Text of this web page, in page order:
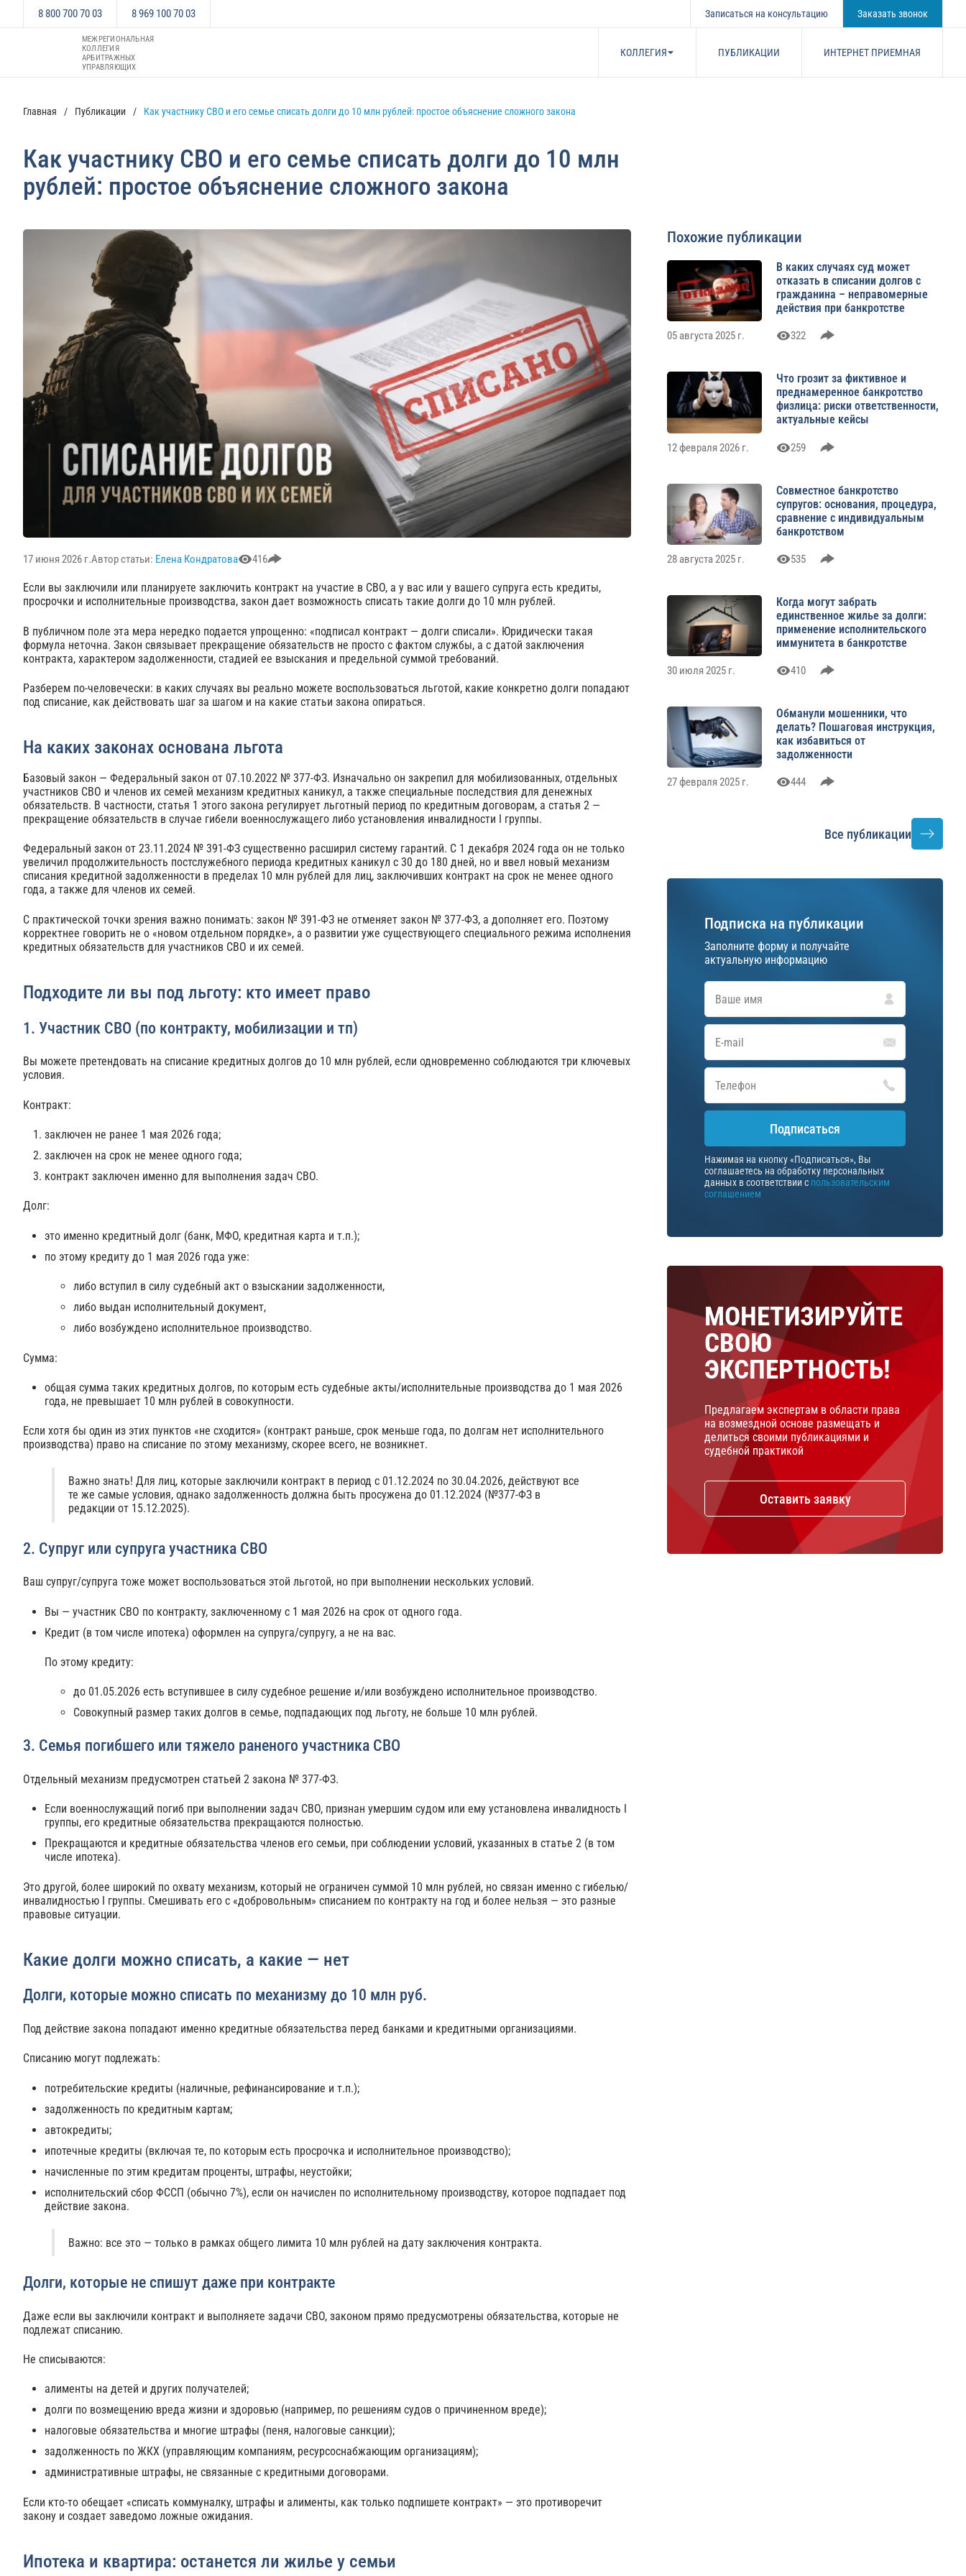
8 800 700 70 03 8 969 100 70 03 Записаться на консультацию Заказать звонок
МЕЖРЕГИОНАЛЬНАЯ
КОЛЛЕГИЯ
АРБИТРАЖНЫХ
УПРАВЛЯЮЩИХ
КОЛЛЕГИЯ ПУБЛИКАЦИИ ИНТЕРНЕТ ПРИЕМНАЯ
Главная Публикации Как участнику СВО и его семье списать долги до 10 млн рублей: простое объяснение сложного закона
Как участнику СВО и его семье списать долги до 10 млн
рублей: простое объяснение сложного закона
17 июня 2026 г.Автор статьи: Елена Кондратова 416
Если вы заключили или планируете заключить контракт на участие в СВО, а у вас или у вашего супруга есть кредиты,
просрочки и исполнительные производства, закон дает возможность списать такие долги до 10 млн рублей.
В публичном поле эта мера нередко подается упрощенно: «подписал контракт — долги списали». Юридически такая
формула неточна. Закон связывает прекращение обязательств не просто с фактом службы, а с датой заключения
контракта, характером задолженности, стадией ее взыскания и предельной суммой требований.
Разберем по‑человечески: в каких случаях вы реально можете воспользоваться льготой, какие конкретно долги попадают
под списание, как действовать шаг за шагом и на какие статьи закона опираться.
На каких законах основана льгота
Базовый закон — Федеральный закон от 07.10.2022 № 377-ФЗ. Изначально он закрепил для мобилизованных, отдельных
участников СВО и членов их семей механизм кредитных каникул, а также специальные последствия для денежных
обязательств. В частности, статья 1 этого закона регулирует льготный период по кредитным договорам, а статья 2 —
прекращение обязательств в случае гибели военнослужащего либо установления инвалидности I группы.
Федеральный закон от 23.11.2024 № 391-ФЗ существенно расширил систему гарантий. С 1 декабря 2024 года он не только
увеличил продолжительность постслужебного периода кредитных каникул с 30 до 180 дней, но и ввел новый механизм
списания кредитной задолженности в пределах 10 млн рублей для лиц, заключивших контракт на срок не менее одного
года, а также для членов их семей.
С практической точки зрения важно понимать: закон № 391-ФЗ не отменяет закон № 377-ФЗ, а дополняет его. Поэтому
корректнее говорить не о «новом отдельном порядке», а о развитии уже существующего специального режима исполнения
кредитных обязательств для участников СВО и их семей.
Подходите ли вы под льготу: кто имеет право
1. Участник СВО (по контракту, мобилизации и тп)
Вы можете претендовать на списание кредитных долгов до 10 млн рублей, если одновременно соблюдаются три ключевых
условия.
Контракт:
заключен не ранее 1 мая 2026 года;
заключен на срок не менее одного года;
контракт заключен именно для выполнения задач СВО.
Долг:
это именно кредитный долг (банк, МФО, кредитная карта и т.п.);
по этому кредиту до 1 мая 2026 года уже:
либо вступил в силу судебный акт о взыскании задолженности,
либо выдан исполнительный документ,
либо возбуждено исполнительное производство.
Сумма:
общая сумма таких кредитных долгов, по которым есть судебные акты/исполнительные производства до 1 мая 2026
года, не превышает 10 млн рублей в совокупности.
Если хотя бы один из этих пунктов «не сходится» (контракт раньше, срок меньше года, по долгам нет исполнительного
производства) право на списание по этому механизму, скорее всего, не возникнет.
Важно знать! Для лиц, которые заключили контракт в период с 01.12.2024 по 30.04.2026, действуют все
те же самые условия, однако задолженность должна быть просужена до 01.12.2024 (№377-ФЗ в
редакции от 15.12.2025).
2. Супруг или супруга участника СВО
Ваш супруг/супруга тоже может воспользоваться этой льготой, но при выполнении нескольких условий.
Вы — участник СВО по контракту, заключенному с 1 мая 2026 на срок от одного года.
Кредит (в том числе ипотека) оформлен на супруга/супругу, а не на вас.
По этому кредиту:
до 01.05.2026 есть вступившее в силу судебное решение и/или возбуждено исполнительное производство.
Совокупный размер таких долгов в семье, подпадающих под льготу, не больше 10 млн рублей.
3. Семья погибшего или тяжело раненого участника СВО
Отдельный механизм предусмотрен статьей 2 закона № 377‑ФЗ.
Если военнослужащий погиб при выполнении задач СВО, признан умершим судом или ему установлена инвалидность I
группы, его кредитные обязательства прекращаются полностью.
Прекращаются и кредитные обязательства членов его семьи, при соблюдении условий, указанных в статье 2 (в том
числе ипотека).
Это другой, более широкий по охвату механизм, который не ограничен суммой 10 млн рублей, но связан именно с гибелью/
инвалидностью I группы. Смешивать его с «добровольным» списанием по контракту на год и более нельзя — это разные
правовые ситуации.
Какие долги можно списать, а какие — нет
Долги, которые можно списать по механизму до 10 млн руб.
Под действие закона попадают именно кредитные обязательства перед банками и кредитными организациями.
Списанию могут подлежать:
потребительские кредиты (наличные, рефинансирование и т.п.);
задолженность по кредитным картам;
автокредиты;
ипотечные кредиты (включая те, по которым есть просрочка и исполнительное производство);
начисленные по этим кредитам проценты, штрафы, неустойки;
исполнительский сбор ФССП (обычно 7%), если он начислен по исполнительному производству, которое подпадает под
действие закона.
Важно: все это — только в рамках общего лимита 10 млн рублей на дату заключения контракта.
Долги, которые не спишут даже при контракте
Даже если вы заключили контракт и выполняете задачи СВО, законом прямо предусмотрены обязательства, которые не
подлежат списанию.
Не списываются:
алименты на детей и других получателей;
долги по возмещению вреда жизни и здоровью (например, по решениям судов о причиненном вреде);
налоговые обязательства и многие штрафы (пеня, налоговые санкции);
задолженность по ЖКХ (управляющим компаниям, ресурсоснабжающим организациям);
административные штрафы, не связанные с кредитными договорами.
Если кто-то обещает «списать коммуналку, штрафы и алименты, как только подпишете контракт» — это противоречит
закону и создает заведомо ложные ожидания.
Ипотека и квартира: останется ли жилье у семьи
Похожие публикации
В каких случаях суд может
отказать в списании долгов с
гражданина – неправомерные
действия при банкротстве
05 августа 2025 г. 322
Что грозит за фиктивное и
преднамеренное банкротство
физлица: риски ответственности,
актуальные кейсы
12 февраля 2026 г. 259
Совместное банкротство
супругов: основания, процедура,
сравнение с индивидуальным
банкротством
28 августа 2025 г. 535
Когда могут забрать
единственное жилье за долги:
применение исполнительского
иммунитета в банкротстве
30 июля 2025 г. 410
Обманули мошенники, что
делать? Пошаговая инструкция,
как избавиться от
задолженности
27 февраля 2025 г. 444
Все публикации
Подписка на публикации
Заполните форму и получайте
актуальную информацию
Подписаться
Нажимая на кнопку «Подписаться», Вы
соглашаетесь на обработку персональных
данных в соответствии с пользовательским
соглашением
МОНЕТИЗИРУЙТЕ
СВОЮ
ЭКСПЕРТНОСТЬ!
Предлагаем экспертам в области права
на возмездной основе размещать и
делиться своими публикациями и
судебной практикой
Оставить заявку